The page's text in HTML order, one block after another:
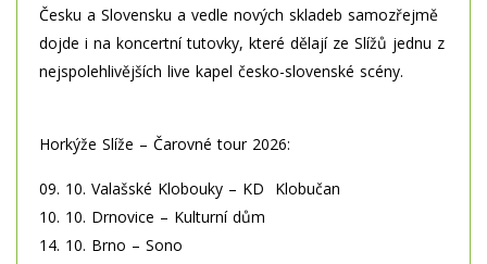
Česku a Slovensku a vedle nových skladeb samozřejmě
dojde i na koncertní tutovky, které dělají ze Slížů jednu z
nejspolehlivějších live kapel česko-slovenské scény.
Horkýže Slíže – Čarovné tour 2026:
09. 10. Valašské Klobouky – KD Klobučan
10. 10. Drnovice – Kulturní dům
14. 10. Brno – Sono